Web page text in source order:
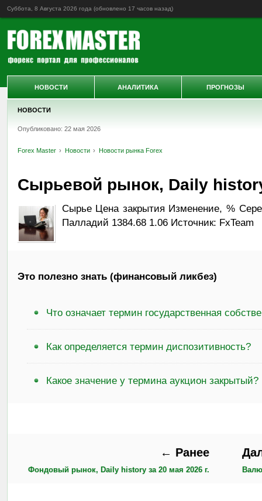
Суббота, 8 Августа 2026 года (обновлено 17 часов назад)
НОВОСТИ
Опубликовано: 22 мая 2026
Forex Master Новости Новости рынка Forex
Сырьевой рынок, Daily
Сырье Цена закрытия Изменение, %
Палладий 1384.68 1.06 Источник: FxTeam
Это полезно знать (финансовый ликбез)
Что означает термин государственная
Как определяется термин диспозитивность?
Какое значение у термина аукцион закрытый?
← Ранее
Фондовый рынок, Daily history за 20 мая 2026 г.
НОВОСТИ АНАЛИТИКА ПРОГНОЗЫ